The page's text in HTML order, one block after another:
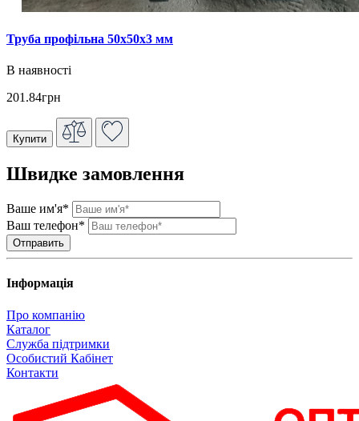
Труба профільна 50х50х3 мм
В наявності
201.84грн
Купити
Швидке замовлення
Ваше им'я*
Ваш телефон*
Інформація
Про компанію
Каталог
Служба підтримки
Особистий Кабінет
Контакти